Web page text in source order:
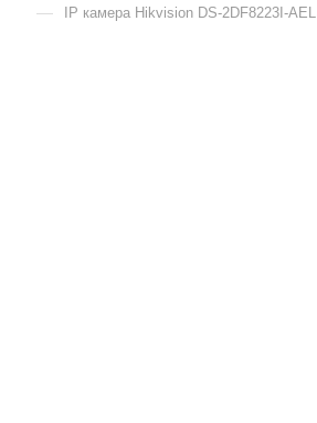
— IP камера Hikvision DS-2DF8223I-AEL